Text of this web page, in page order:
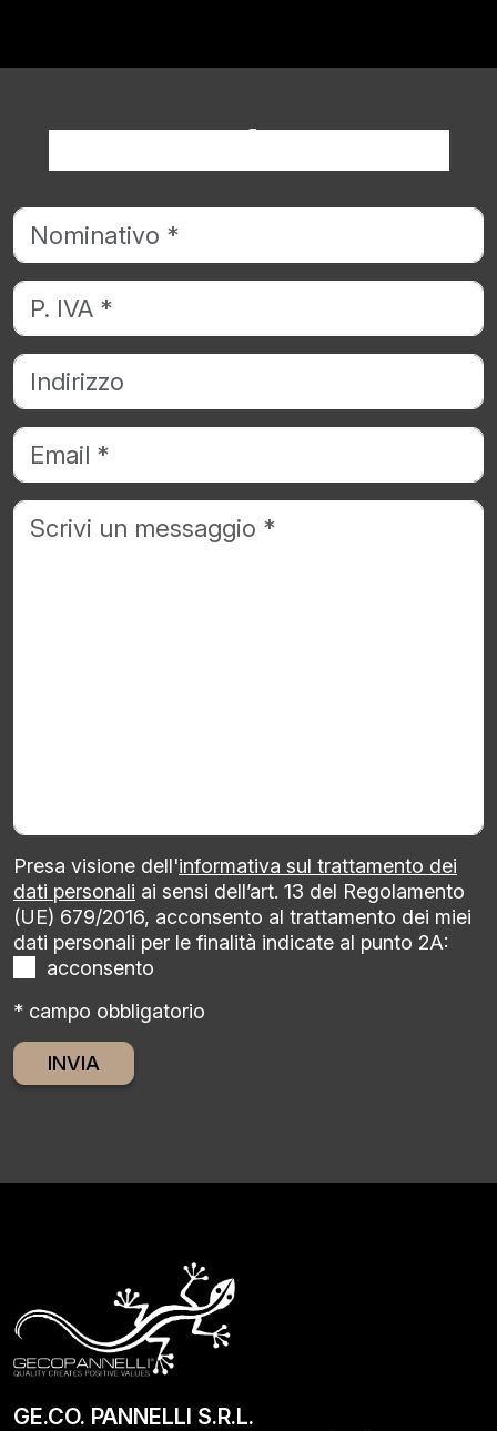
Richiedi informazioni
Presa visione dell'informativa sul trattamento dei
dati personali ai sensi dell’art. 13 del Regolamento
(UE) 679/2016, acconsento al trattamento dei miei
dati personali per le finalità indicate al punto 2A:
acconsento
* campo obbligatorio
GE.CO. PANNELLI S.R.L.